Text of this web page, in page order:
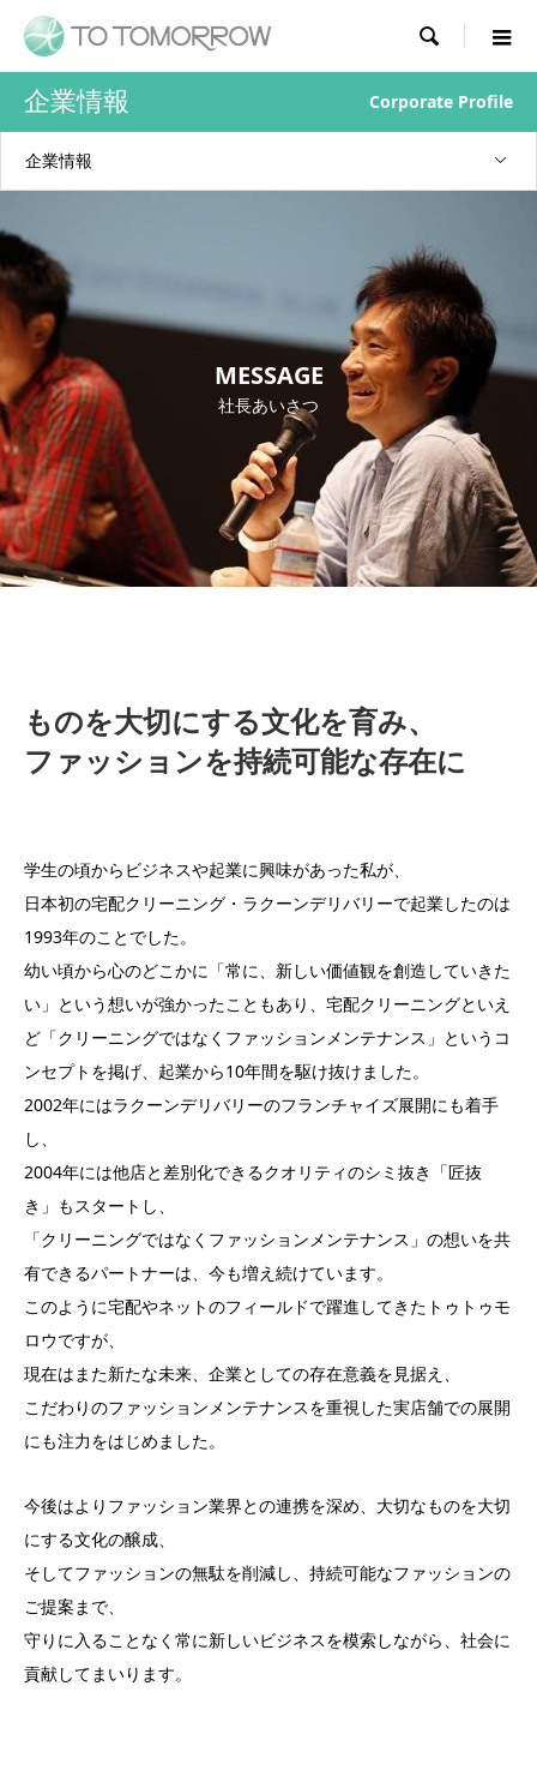

企業情報 Corporate Profile
企業情報
MESSAGE
社長あいさつ
ものを大切にする文化を育み、
ファッションを持続可能な存在に
学生の頃からビジネスや起業に興味があった私が、
日本初の宅配クリーニング・ラクーンデリバリーで起業したのは
1993年のことでした。
幼い頃から心のどこかに「常に、新しい価値観を創造していきた
い」という想いが強かったこともあり、宅配クリーニングといえ
ど「クリーニングではなくファッションメンテナンス」というコ
ンセプトを掲げ、起業から10年間を駆け抜けました。
2002年にはラクーンデリバリーのフランチャイズ展開にも着手
し、
2004年には他店と差別化できるクオリティのシミ抜き「匠抜
き」もスタートし、
「クリーニングではなくファッションメンテナンス」の想いを共
有できるパートナーは、今も増え続けています。
このように宅配やネットのフィールドで躍進してきたトゥトゥモ
ロウですが、
現在はまた新たな未来、企業としての存在意義を見据え、
こだわりのファッションメンテナンスを重視した実店舗での展開
にも注力をはじめました。
今後はよりファッション業界との連携を深め、大切なものを大切
にする文化の醸成、
そしてファッションの無駄を削減し、持続可能なファッションの
ご提案まで、
守りに入ることなく常に新しいビジネスを模索しながら、社会に
貢献してまいります。